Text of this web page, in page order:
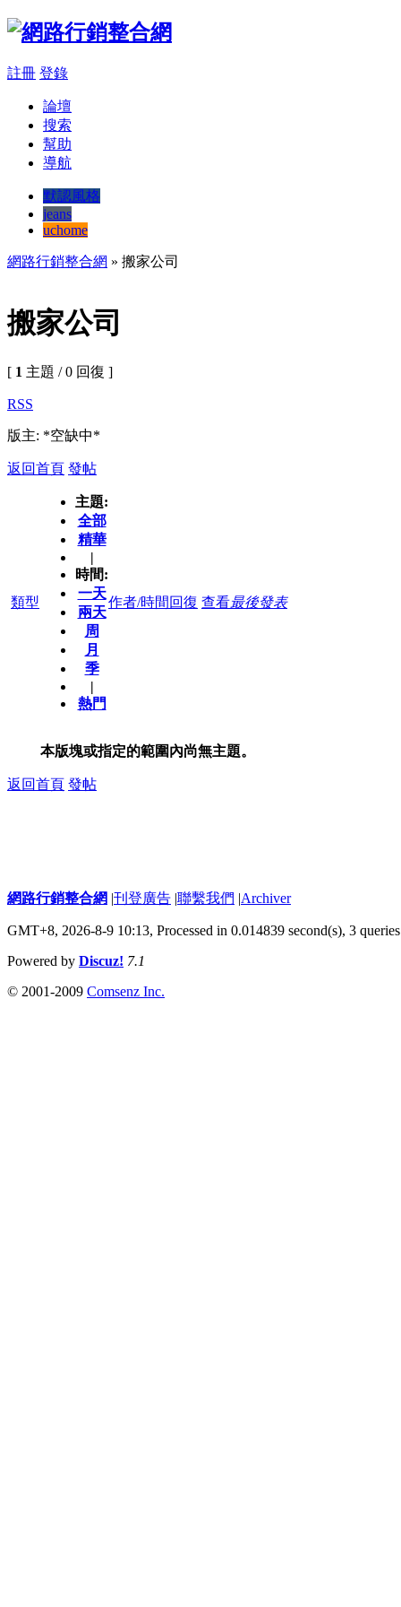
註冊 登錄
論壇
搜索
幫助
導航
默認風格
jeans
uchome
網路行銷整合網 » 搬家公司
搬家公司
[ 1 主題 / 0 回復 ]
RSS
版主: *空缺中*
返回首頁 發帖
類型
主題:
全部
精華
|
時間:
一天
兩天
周
月
季
|
熱門
作者/時間 回復 查看最後發表
本版塊或指定的範圍內尚無主題。
返回首頁 發帖
網路行銷整合網 |刊登廣告 |聯繫我們 |Archiver
GMT+8, 2026-8-9 10:13, Processed in 0.014839 second(s), 3 queries
Powered by Discuz! 7.1
© 2001-2009 Comsenz Inc.